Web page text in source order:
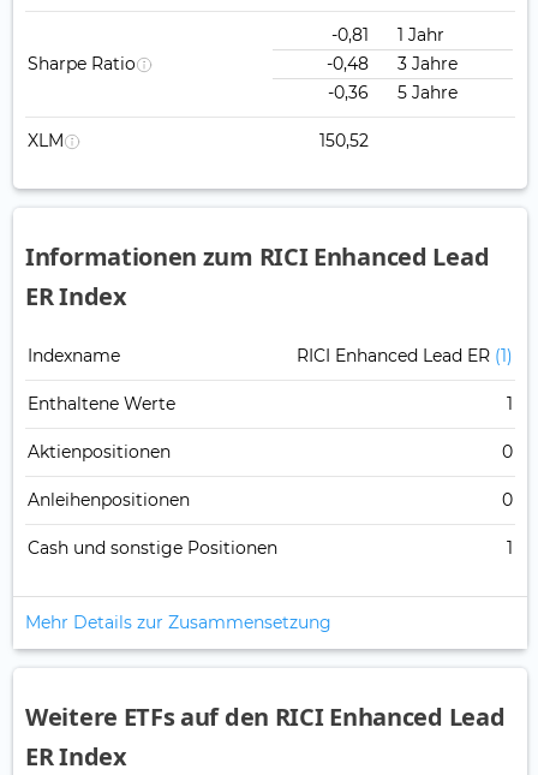
Sharpe Ratio
-0,81
1 Jahr
-0,48
3 Jahre
-0,36
5 Jahre
XLM 150,52
Informationen zum RICI Enhanced Lead
ER Index
Indexname RICI Enhanced Lead ER (1)
Enthaltene Werte 1
Aktienpositionen 0
Anleihenpositionen 0
Cash und sonstige Positionen 1
Mehr Details zur Zusammensetzung
Weitere ETFs auf den RICI Enhanced Lead
ER Index